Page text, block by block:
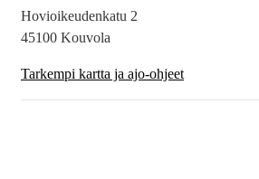
Hovioikeudenkatu 2
45100 Kouvola
Tarkempi kartta ja ajo-ohjeet